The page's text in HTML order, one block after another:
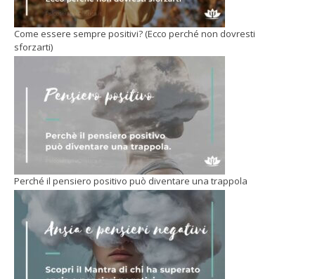
Come essere sempre positivi? (Ecco perché non dovresti
sforzarti)
Perché il pensiero positivo può diventare una trappola